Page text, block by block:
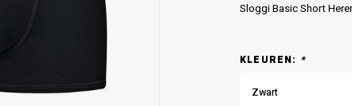
Sloggi Basic Short
KLEUREN: *
Zwart